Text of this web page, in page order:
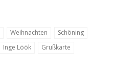
Weihnachten
Schöning
Inge Löök
Grußkarte